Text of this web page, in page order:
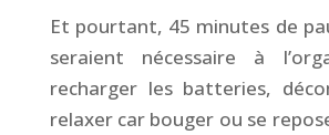
Et pourtant, 45 minutes de
seraient nécessaire à
recharger les batteries,
relaxer car bouger ou se